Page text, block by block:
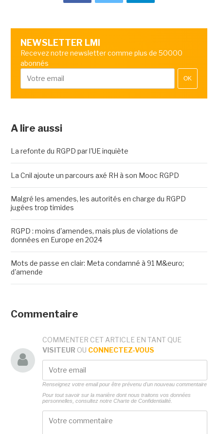
NEWSLETTER LMI
Recevez notre newsletter comme plus de 50000
abonnés
OK
A lire aussi
La refonte du RGPD par l'UE inquiète
La Cnil ajoute un parcours axé RH à son Mooc RGPD
Malgré les amendes, les autorités en charge du RGPD
jugées trop timides
RGPD : moins d'amendes, mais plus de violations de
données en Europe en 2024
Mots de passe en clair: Meta condamné à 91 M&euro;
d'amende
Commentaire
COMMENTER CET ARTICLE EN TANT QUE
VISITEUR OU CONNECTEZ-VOUS
Renseignez votre email pour être prévenu d'un nouveau commentaire
Pour tout savoir sur la manière dont nous traitons vos données
personnelles, consultez notre Charte de Confidentialité.